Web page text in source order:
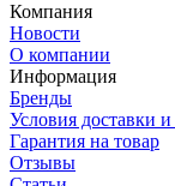
Компания
Новости
О компании
Информация
Бренды
Условия доставки
Гарантия на товар
Отзывы